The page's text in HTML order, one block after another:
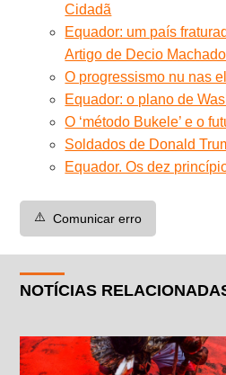
Cidadã
Equador: um país
Artigo de Decio Machado
O progressismo nu nas
Equador: o plano de
O ‘método Bukele’ e o
Soldados de Donald
Equador. Os dez
⚠️ Comunicar erro
NOTÍCIAS